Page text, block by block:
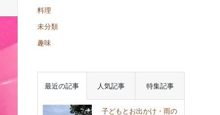
料理
未分類
趣味
最近の記事 人気記事 特集記事
子どもとお出かけ・雨の